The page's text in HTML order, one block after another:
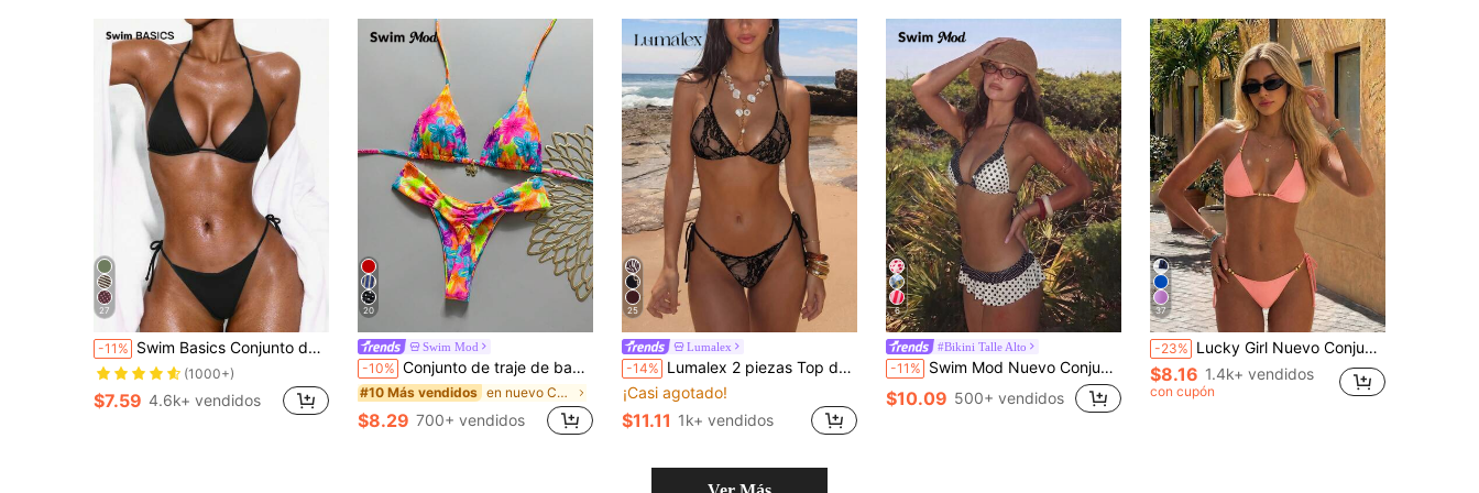
27
-11% Swim Basics Conjunto de bikini de 2 piezas de unicolor y sexy con tirantes para mujer
(1000+)
$7.59 4.6k+ vendidos
20
Swim Mod
-10% Conjunto de traje de baño sexy para mujer Swim MOD de 2 piezas, top de bikini triángulo con tirantes halter y braguita de bikini, estampado aleatorio de cerezas, accesorio para vacaciones de primavera/verano
#10 Más vendidos en nuevo Conjuntos de bikini para mujer
$8.29 700+ vendidos
25
Lumalex
-14% Lumalex 2 piezas Top de bikini con cuello de halter con encaje y flores, con cordón con cuentas y Bottom con lazos laterales, traje de baño sexy y de moda para la playa, la piscina y deportes acuáticos
¡Casi agotado!
$11.11 1k+ vendidos
6
#Bikini Talle Alto
-11% Swim Mod Nuevo Conjunto de Bikini de 2 Piezas con Estampado de Lunares, Bloques de Color, Volantes, Anudado y Cuello Halter, Traje de Baño Dividido para Mujer, Moda Sexy Casual para Vacaciones, Playa y Fiesta en la Piscina Primavera/Verano
$10.09 500+ vendidos
37
-23% Lucky Girl Nuevo Conjunto de Traje de Baño de 2 Piezas para Mujer Verano Primavera/Verano Vacaciones en la Playa con Bola de Acero Negro y Cordones
$8.16 1.4k+ vendidos
con cupón